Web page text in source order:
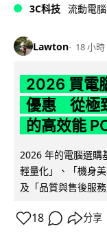
3C科技 流動電腦
Lawton 18 小時
2026 買電
優惠 從極
的高效能
2026 年的電腦選購
輕量化」、「機身
及「品質與售後服
18 分享